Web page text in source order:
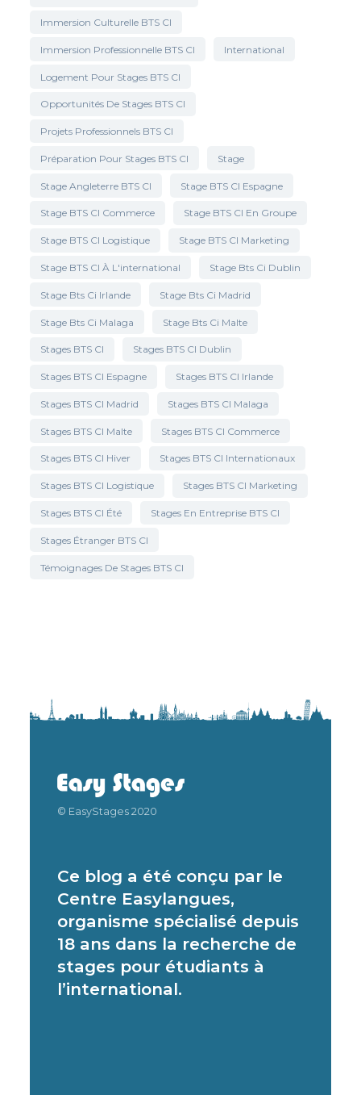
Immersion Culturelle BTS CI
Immersion Professionnelle BTS CI International
Logement Pour Stages BTS CI
Opportunités De Stages BTS CI
Projets Professionnels BTS CI
Préparation Pour Stages BTS CI Stage
Stage Angleterre BTS CI Stage BTS CI Espagne
Stage BTS CI Commerce Stage BTS CI En Groupe
Stage BTS CI Logistique Stage BTS CI Marketing
Stage BTS CI À L'international Stage Bts Ci Dublin
Stage Bts Ci Irlande Stage Bts Ci Madrid
Stage Bts Ci Malaga Stage Bts Ci Malte
Stages BTS CI Stages BTS CI Dublin
Stages BTS CI Espagne Stages BTS CI Irlande
Stages BTS CI Madrid Stages BTS CI Malaga
Stages BTS CI Malte Stages BTS CI Commerce
Stages BTS CI Hiver Stages BTS CI Internationaux
Stages BTS CI Logistique Stages BTS CI Marketing
Stages BTS CI Été Stages En Entreprise BTS CI
Stages Étranger BTS CI
Témoignages De Stages BTS CI
© EasyStages 2020
Ce blog a été conçu par le
Centre Easylangues,
organisme spécialisé depuis
18 ans dans la recherche de
stages pour étudiants à
l’international.